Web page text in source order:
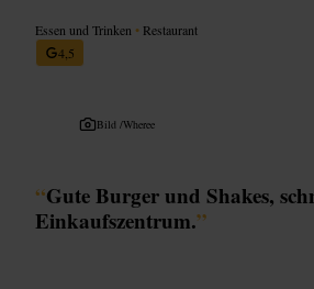
Essen und Trinken • Restaurant
4,5
Bild /Wheree
“Gute Burger und Shakes,
Einkaufszentrum.”